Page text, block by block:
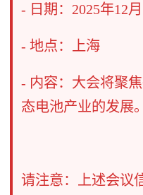
- 日期：2025年12
- 地点：上海
- 内容：大会将聚
态电池产业的发展。
请注意：上述会议